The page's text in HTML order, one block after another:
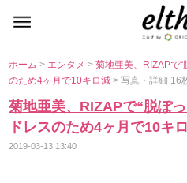
ホーム> エンタメ>菊地亜美、RIZAPで
のため4ヶ月で10キロ減> 写真・詳細 16
菊地亜美、RIZAPで“脱ぽ
ドレスのため4ヶ月で10キ
2019-03-13 13:40